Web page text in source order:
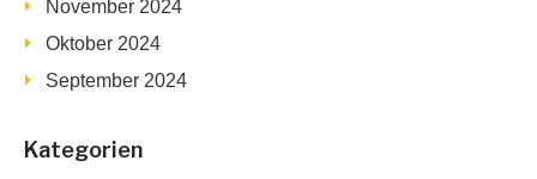
November 2024
Oktober 2024
September 2024
Kategorien